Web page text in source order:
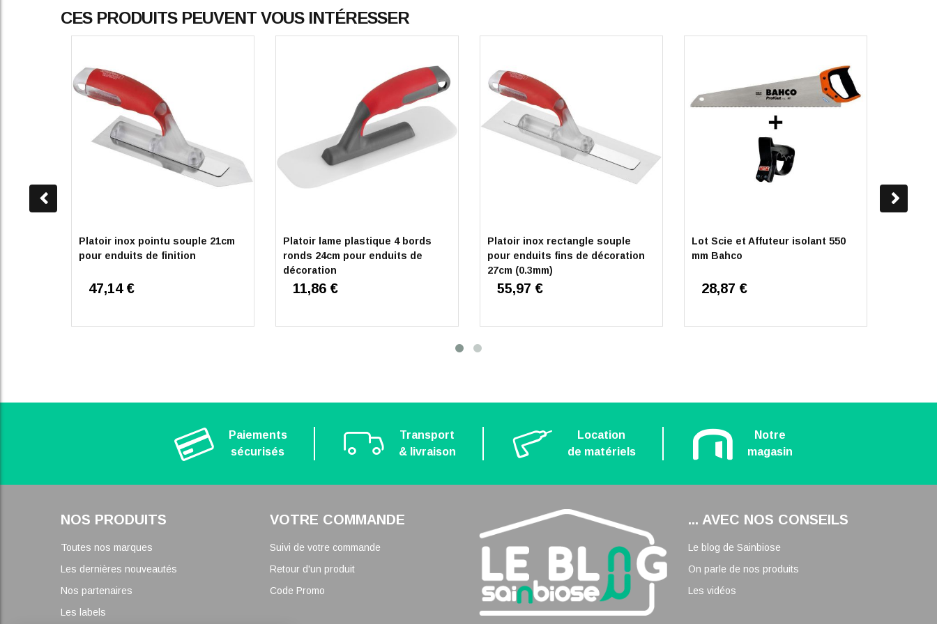
CES PRODUITS PEUVENT VOUS INTÉRESSER
Platoir inox pointu souple 21cm
pour enduits de finition
47,14 €
Platoir lame plastique 4 bords
ronds 24cm pour enduits de
décoration
11,86 €
Platoir inox rectangle souple
pour enduits fins de décoration
27cm (0.3mm)
55,97 €
Lot Scie et Affuteur isolant 550
mm Bahco
28,87 €
Paiements
sécurisés
Transport
& livraison
Location
de matériels
Notre
magasin
NOS PRODUITS
Toutes nos marques
Les dernières nouveautés
Nos partenaires
Les labels
VOTRE COMMANDE
Suivi de votre commande
Retour d'un produit
Code Promo
... AVEC NOS CONSEILS
Le blog de Sainbiose
On parle de nos produits
Les vidéos